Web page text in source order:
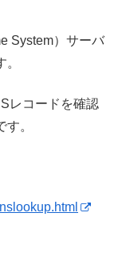
System）サーバ
レコードを確認
。